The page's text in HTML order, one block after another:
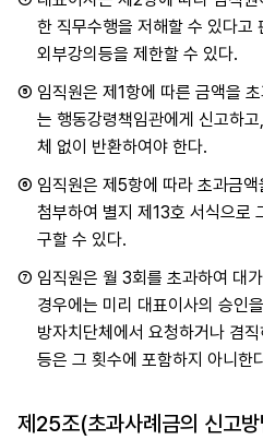
한 직무수행을 저해할 수 있다고
외부강의등을 제한할 수 있다.
⑤ 임직원은 제1항에 따른 금액을
는 행동강령책임관에게 신고하
체 없이 반환하여야 한다.
⑥ 임직원은 제5항에 따라 초과금
첨부하여 별지 제13호 서식으로
구할 수 있다.
⑦ 임직원은 월 3회를 초과하여 대
경우에는 미리 대표이사의 승인
방자치단체에서 요청하거나 겸
등은 그 횟수에 포함하지 아니한
제25조(초과사례금의 신고